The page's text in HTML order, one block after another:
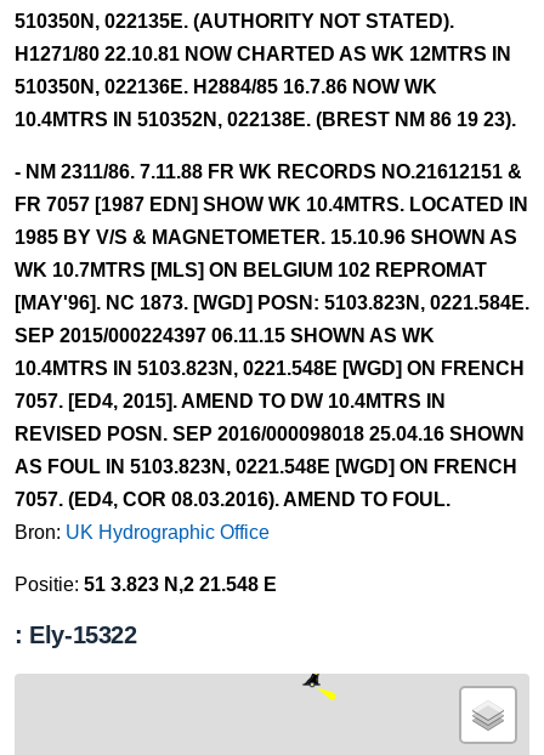
510350N, 022135E. (AUTHORITY NOT STATED).
H1271/80 22.10.81 NOW CHARTED AS WK 12MTRS IN
510350N, 022136E. H2884/85 16.7.86 NOW WK
10.4MTRS IN 510352N, 022138E. (BREST NM 86 19 23).
- NM 2311/86. 7.11.88 FR WK RECORDS NO.21612151 &
FR 7057 [1987 EDN] SHOW WK 10.4MTRS. LOCATED IN
1985 BY V/S & MAGNETOMETER. 15.10.96 SHOWN AS
WK 10.7MTRS [MLS] ON BELGIUM 102 REPROMAT
[MAY'96]. NC 1873. [WGD] POSN: 5103.823N, 0221.584E.
SEP 2015/000224397 06.11.15 SHOWN AS WK
10.4MTRS IN 5103.823N, 0221.548E [WGD] ON FRENCH
7057. [ED4, 2015]. AMEND TO DW 10.4MTRS IN
REVISED POSN. SEP 2016/000098018 25.04.16 SHOWN
AS FOUL IN 5103.823N, 0221.548E [WGD] ON FRENCH
7057. (ED4, COR 08.03.2016). AMEND TO FOUL.
Bron: UK Hydrographic Office
Positie: 51 3.823 N,2 21.548 E
: Ely-15322